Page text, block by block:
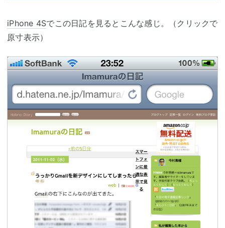
iPhone 4Sでこの日記を見るとこんな感じ。（クリックで
原寸表示）